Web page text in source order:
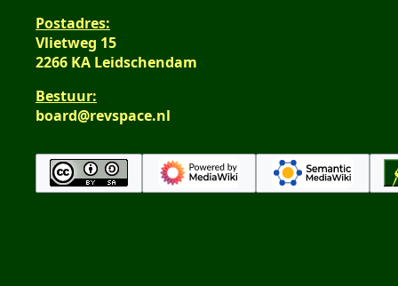
Postadres:
Vlietweg 15
2266 KA Leidschendam
Bestuur:
board@revspace.nl